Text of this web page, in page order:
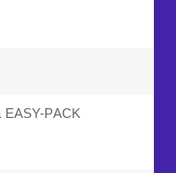
EASY-PACK